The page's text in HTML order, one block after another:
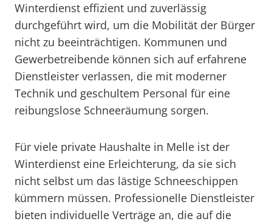
Winterdienst effizient und zuverlässig
durchgeführt wird, um die Mobilität der Bürger
nicht zu beeinträchtigen. Kommunen und
Gewerbetreibende können sich auf erfahrene
Dienstleister verlassen, die mit moderner
Technik und geschultem Personal für eine
reibungslose Schneeräumung sorgen.
Für viele private Haushalte in Melle ist der
Winterdienst eine Erleichterung, da sie sich
nicht selbst um das lästige Schneeschippen
kümmern müssen. Professionelle Dienstleister
bieten individuelle Verträge an, die auf die